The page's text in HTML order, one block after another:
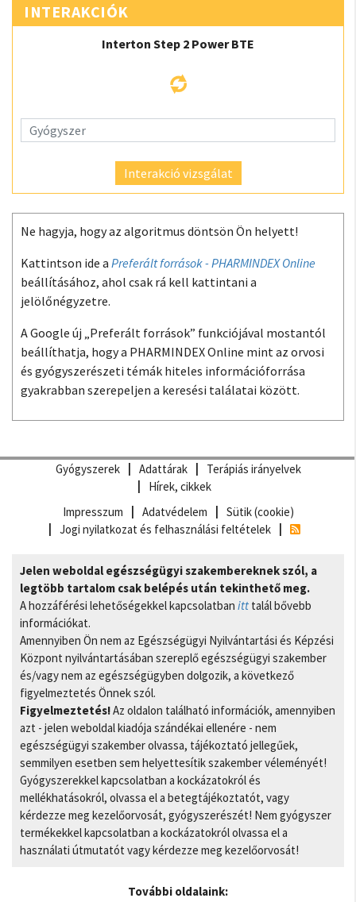
INTERAKCIÓK
Interton Step 2 Power BTE
Interakció vizsgálat
Ne hagyja, hogy az algoritmus döntsön Ön helyett!
Kattintson ide a Preferált források - PHARMINDEX Online
beállításához, ahol csak rá kell kattintani a
jelölőnégyzetre.
A Google új „Preferált források” funkciójával mostantól
beállíthatja, hogy a PHARMINDEX Online mint az orvosi
és gyógyszerészeti témák hiteles információforrása
gyakrabban szerepeljen a keresési találatai között.
Gyógyszerek Adattárak
Terápiás irányelvek
Hírek, cikkek
Impresszum
Adatvédelem
Sütik (cookie)
Jogi nyilatkozat és felhasználási feltételek
Jelen weboldal egészségügyi szakembereknek szól, a
legtöbb tartalom csak belépés után tekinthető meg.
A hozzáférési lehetőségekkel kapcsolatban itt talál bővebb
információkat.
Amennyiben Ön nem az Egészségügyi Nyilvántartási és Képzési
Központ nyilvántartásában szereplő egészségügyi szakember
és/vagy nem az egészségügyben dolgozik, a következő
figyelmeztetés Önnek szól.
Figyelmeztetés!Az oldalon található információk, amennyiben
azt - jelen weboldal kiadója szándékai ellenére - nem
egészségügyi szakember olvassa, tájékoztató jellegűek,
semmilyen esetben sem helyettesítik szakember véleményét!
Gyógyszerekkel kapcsolatban a kockázatokról és
mellékhatásokról, olvassa el a betegtájékoztatót, vagy
kérdezze meg kezelőorvosát, gyógyszerészét! Nem gyógyszer
termékekkel kapcsolatban a kockázatokról olvassa el a
használati útmutatót vagy kérdezze meg kezelőorvosát!
További oldalaink: